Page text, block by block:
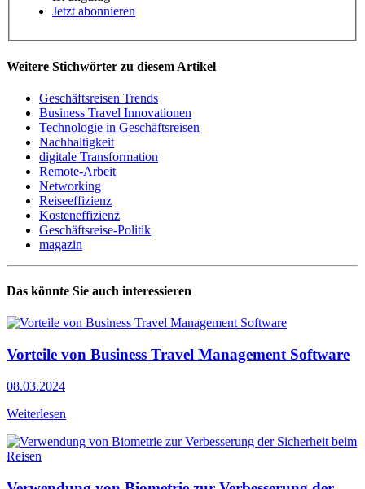
Jetzt abonnieren
Weitere Stichwörter zu diesem Artikel
Geschäftsreisen Trends
Business Travel Innovationen
Technologie in Geschäftsreisen
Nachhaltigkeit
digitale Transformation
Remote-Arbeit
Networking
Reiseeffizienz
Kosteneffizienz
Geschäftsreise-Politik
magazin
Das könnte Sie auch interessieren
Vorteile von Business Travel Management Software
08.03.2024
Weiterlesen